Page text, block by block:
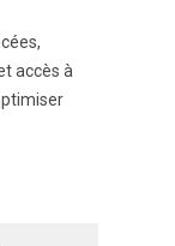
accès à